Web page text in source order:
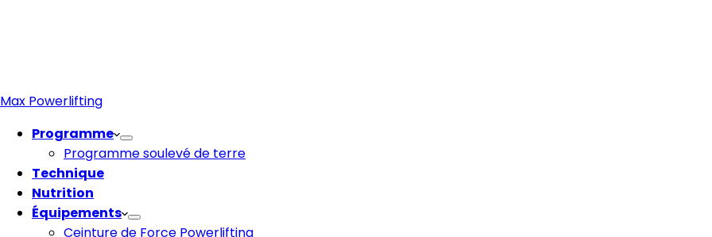
Max Powerlifting
Programme
Programme soulevé de terre
Technique
Nutrition
Équipements
Ceinture de Force Powerlifting